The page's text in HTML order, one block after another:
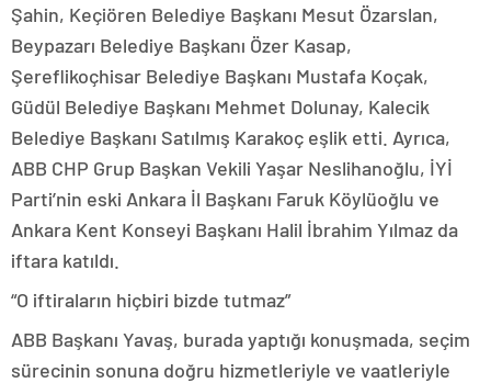
Şahin, Keçiören Belediye Başkanı Mesut Özarslan,
Beypazarı Belediye Başkanı Özer Kasap,
Şereflikoçhisar Belediye Başkanı Mustafa Koçak,
Güdül Belediye Başkanı Mehmet Dolunay, Kalecik
Belediye Başkanı Satılmış Karakoç eşlik etti. Ayrıca,
ABB CHP Grup Başkan Vekili Yaşar Neslihanoğlu, İYİ
Parti’nin eski Ankara İl Başkanı Faruk Köylüoğlu ve
Ankara Kent Konseyi Başkanı Halil İbrahim Yılmaz da
iftara katıldı.
“O iftiraların hiçbiri bizde tutmaz”
ABB Başkanı Yavaş, burada yaptığı konuşmada, seçim
sürecinin sonuna doğru hizmetleriyle ve vaatleriyle